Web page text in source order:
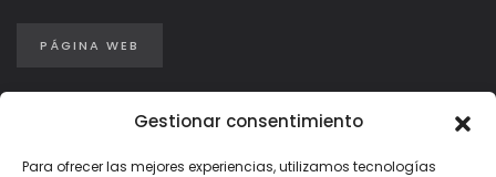
Gestionar consentimiento
Para ofrecer las mejores experiencias, utilizamos tecnologías
PÁGINA WEB